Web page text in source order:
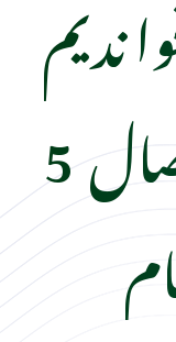
ندیم
اسلم چوہدری کا یومِ استحصال 5